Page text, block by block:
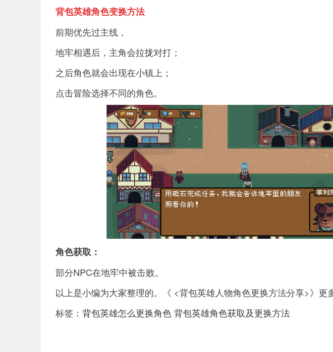
背包英雄角色变换方法
前期优先过主线，
地牢相遇后，主角会拉拢对打；
之后角色就会出现在小镇上；
点击冒险选择不同的角色。
角色获取：
部分NPC在地牢中被击败。
以上是小编为大家整理的。《 <背包英雄人物角色更换方法分享>》更
标签： 背包英雄怎么更换角色背包英雄角色获取及更换方法